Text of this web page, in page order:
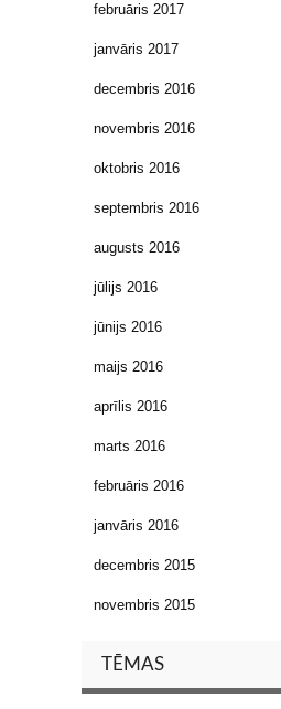
februāris 2017
janvāris 2017
decembris 2016
novembris 2016
oktobris 2016
septembris 2016
augusts 2016
jūlijs 2016
jūnijs 2016
maijs 2016
aprīlis 2016
marts 2016
februāris 2016
janvāris 2016
decembris 2015
novembris 2015
TĒMAS